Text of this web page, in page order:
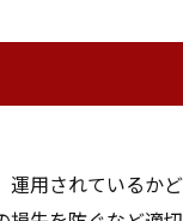
用されているか